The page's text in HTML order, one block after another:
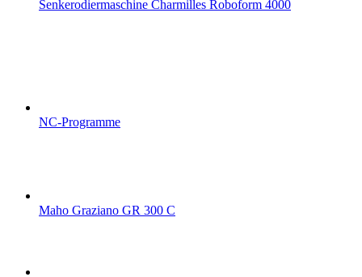
Senkerodiermaschine Charmilles Roboform 4000
NC-Programme
Maho Graziano GR 300 C